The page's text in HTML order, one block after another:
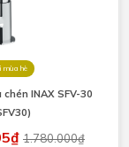
mùa hè
chén INAX SFV-30
1.780.000₫